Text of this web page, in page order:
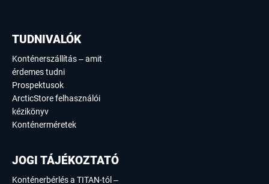
TUDNIVALÓK
Konténerszállítás – amit
érdemes tudni
Prospektusok
ArcticStore felhasználói
kézikönyv
Konténerméretek
JOGI TÁJÉKOZTATÓ
Konténerbérlés a TITAN-tól –